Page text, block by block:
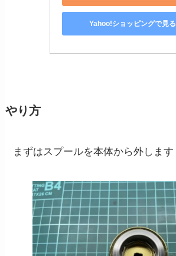
Yahoo!ショッピングで見る
やり方
まずはスプールを本体から外します